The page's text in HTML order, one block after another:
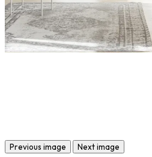
Previous image Next image